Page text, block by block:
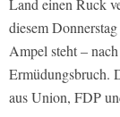
Land einen Ruck
diesem
Ampel steht –
Ermüdungsbruch.
aus Union, FDP